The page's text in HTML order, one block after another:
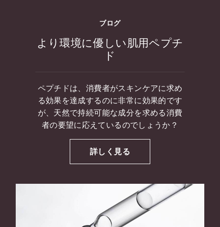
ブログ
より環境に優しい肌用ペプチ
ド
ペプチドは、消費者がスキンケアに求め
る効果を達成するのに非常に効果的です
が、天然で持続可能な成分を求める消費
者の要望に応えているのでしょうか？
詳しく見る